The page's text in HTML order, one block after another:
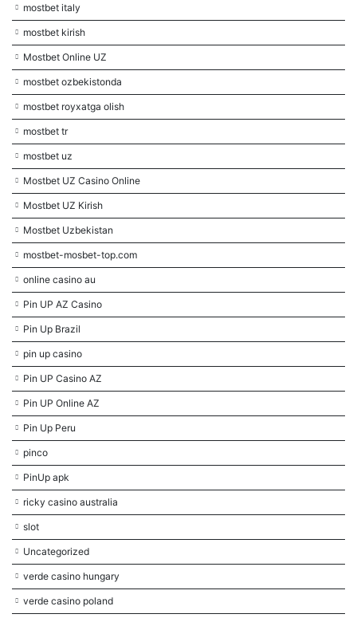
mostbet italy
mostbet kirish
Mostbet Online UZ
mostbet ozbekistonda
mostbet royxatga olish
mostbet tr
mostbet uz
Mostbet UZ Casino Online
Mostbet UZ Kirish
Mostbet Uzbekistan
mostbet-mosbet-top.com
online casino au
Pin UP AZ Casino
Pin Up Brazil
pin up casino
Pin UP Casino AZ
Pin UP Online AZ
Pin Up Peru
pinco
PinUp apk
ricky casino australia
slot
Uncategorized
verde casino hungary
verde casino poland